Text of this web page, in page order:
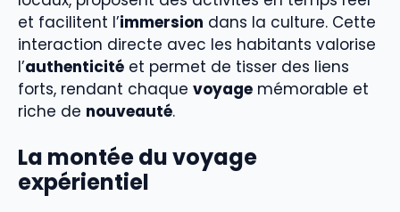
et facilitent l’immersion dans la culture. Cette
interaction directe avec les habitants valorise
l’authenticité et permet de tisser des liens
forts, rendant chaque voyage mémorable et
riche de nouveauté.
La montée du voyage
expérientiel